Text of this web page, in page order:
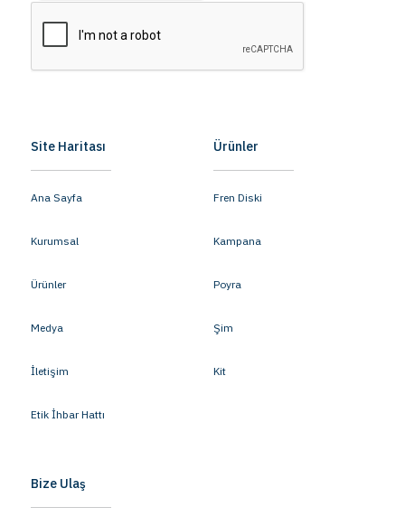
Site Haritası
Ana Sayfa
Kurumsal
Ürünler
Medya
İletişim
Etik İhbar Hattı
Ürünler
Fren Diski
Kampana
Poyra
Şim
Kit
Bize Ulaş